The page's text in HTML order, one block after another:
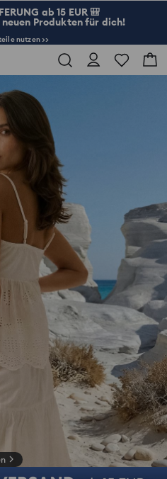
ab 15 EUR 🎒
Produkten für dich!
nutzen >>